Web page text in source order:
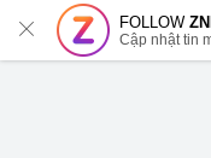
FOLLOW
Cập nhật tin